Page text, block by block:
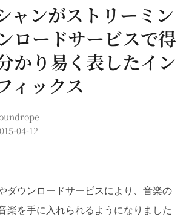
ャンがストリーミン
ロードサービスで得
かり易く表したイン
ィックス
04-12
ダウンロードサービスにより、音楽の
楽を手に入れられるようになりました